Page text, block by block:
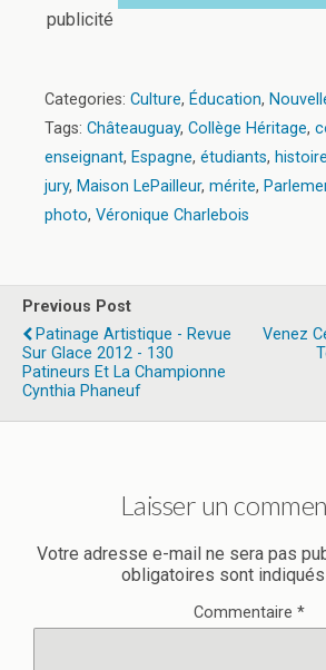
publicité
Categories: Culture, Éducation,
Tags: Châteauguay, Collège Héritage,
enseignant, Espagne, étudiants, histoire
jury, Maison LePailleur, mérite,
photo, Véronique Charlebois
Previous Post
Patinage Artistique - Revue
Sur Glace 2012 - 130
Patineurs Et La Championne
Cynthia Phaneuf
Venez
Laisser un
Votre adresse e-mail ne sera pas
obligatoires sont
Commentaire *